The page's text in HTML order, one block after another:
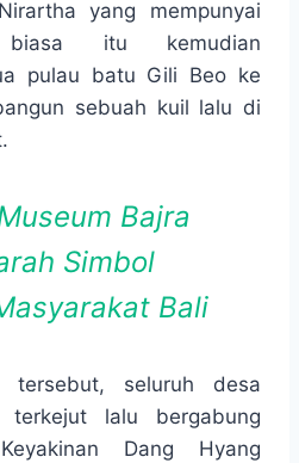
yang mempunyai
itu kemudian
pulau batu Gili Beo ke
sebuah kuil lalu di
Bajra
Simbol
Bali
tersebut, seluruh desa
terkejut lalu bergabung
Dang Hyang